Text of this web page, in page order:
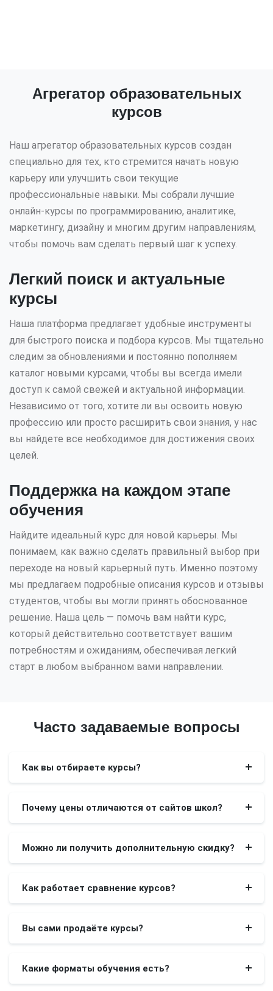
Агрегатор образовательных
курсов
Наш агрегатор образовательных курсов создан
специально для тех, кто стремится начать новую
карьеру или улучшить свои текущие
профессиональные навыки. Мы собрали лучшие
онлайн-курсы по программированию, аналитике,
маркетингу, дизайну и многим другим направлениям,
чтобы помочь вам сделать первый шаг к успеху.
Легкий поиск и актуальные
курсы
Наша платформа предлагает удобные инструменты
для быстрого поиска и подбора курсов. Мы тщательно
следим за обновлениями и постоянно пополняем
каталог новыми курсами, чтобы вы всегда имели
доступ к самой свежей и актуальной информации.
Независимо от того, хотите ли вы освоить новую
профессию или просто расширить свои знания, у нас
вы найдете все необходимое для достижения своих
целей.
Поддержка на каждом этапе
обучения
Найдите идеальный курс для новой карьеры. Мы
понимаем, как важно сделать правильный выбор при
переходе на новый карьерный путь. Именно поэтому
мы предлагаем подробные описания курсов и отзывы
студентов, чтобы вы могли принять обоснованное
решение. Наша цель — помочь вам найти курс,
который действительно соответствует вашим
потребностям и ожиданиям, обеспечивая легкий
старт в любом выбранном вами направлении.
Часто задаваемые вопросы
Как вы отбираете курсы?
Почему цены отличаются от сайтов школ?
Можно ли получить дополнительную скидку?
Как работает сравнение курсов?
Вы сами продаёте курсы?
Какие форматы обучения есть?